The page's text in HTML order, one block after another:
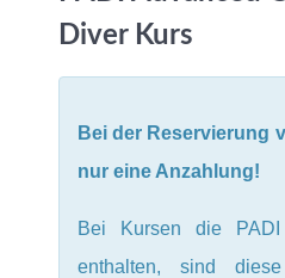
Diver Kurs
Bei der Reservierung
nur eine Anzahlung!
Bei Kursen die PADI
enthalten, sind